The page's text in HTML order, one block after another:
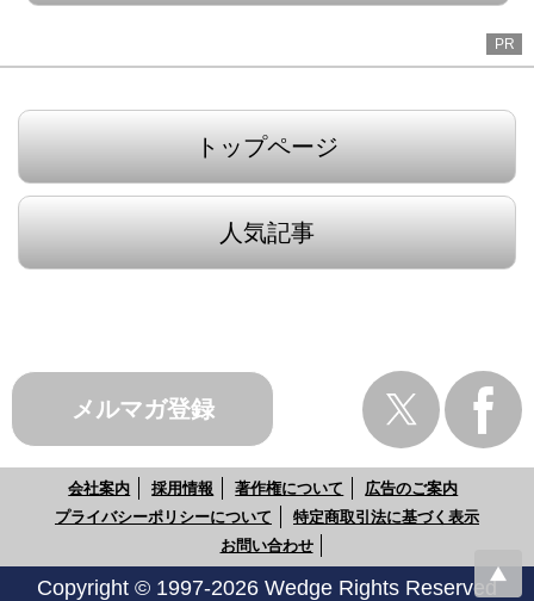
PR
トップページ
人気記事
メルマガ登録
会社案内 採用情報 著作権について
広告のご案内
プライバシーポリシーについて
特定商取引法に基づく表示
お問い合わせ
Copyright © 1997-2026 Wedge Rights Reserved